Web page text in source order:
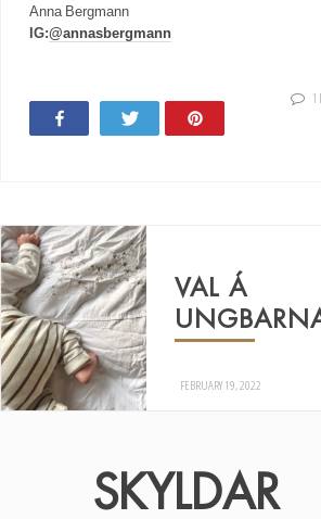
Anna Bergmann
IG:@annasbergmann
Tweet
VAL Á
FEBRUARY 19, 2022
SKYLDAR